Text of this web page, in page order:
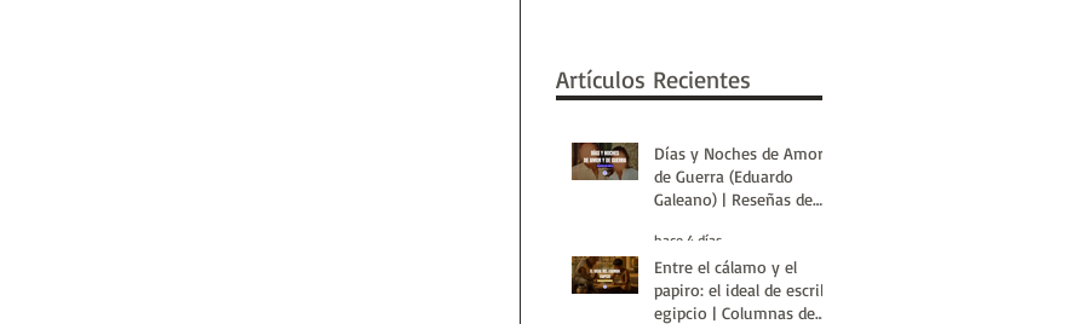
Artículos Recientes
Días y Noches de Amor y
de Guerra (Eduardo
Galeano) | Reseñas de
Historia
hace 4 días
Entre el cálamo y el
papiro: el ideal de escriba
egipcio | Columnas de